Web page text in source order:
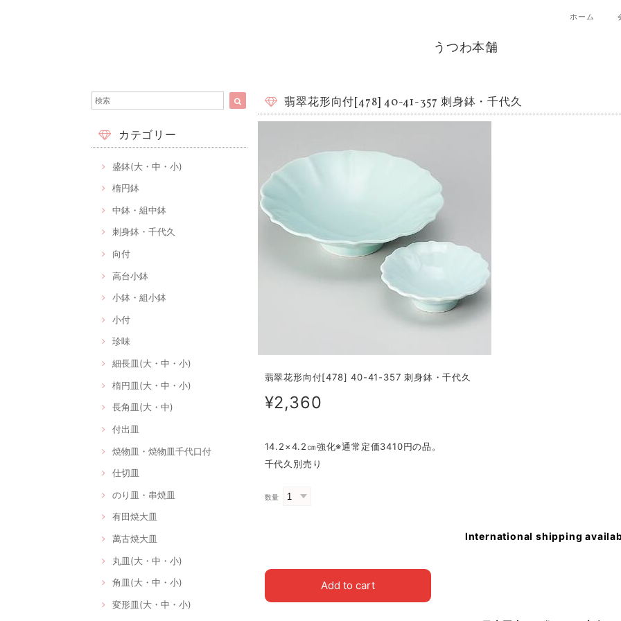
ホーム
うつわ本舗
カテゴリー
盛鉢(大・中・小)
楕円鉢
中鉢・組中鉢
刺身鉢・千代久
向付
高台小鉢
小鉢・組小鉢
小付
珍味
細長皿(大・中・小)
楕円皿(大・中・小)
長角皿(大・中)
付出皿
焼物皿・焼物皿千代口付
仕切皿
のり皿・串焼皿
有田焼大皿
萬古焼大皿
丸皿(大・中・小)
角皿(大・中・小)
変形皿(大・中・小)
翡翠花形向付[478] 40-41-357 刺身鉢・千代久
翡翠花形向付[478] 40-41-357 刺身鉢・千代久
¥2,360
14.2×4.2㎝強化※通常定価3410円の品。
千代久別売り
数量
International shipping
Add to cart